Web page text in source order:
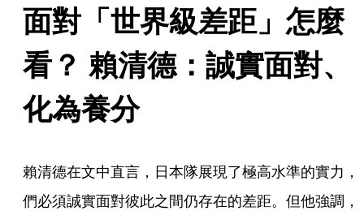
面對「世界級差距」怎麼
看？ 賴清德：誠實面對、
化為養分
賴清德在文中直言，日本隊展現了極高水準的實力，
們必須誠實面對彼此之間仍存在的差距。但他強調，